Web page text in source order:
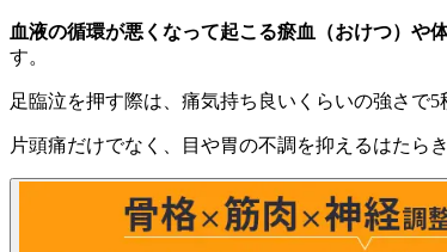
血液の循環が悪くなって起こる瘀血（おけつ）や
す。
足臨泣を押す際は、痛気持ち良いくらいの強さで5
片頭痛だけでなく、目や胃の不調を抑えるはたら